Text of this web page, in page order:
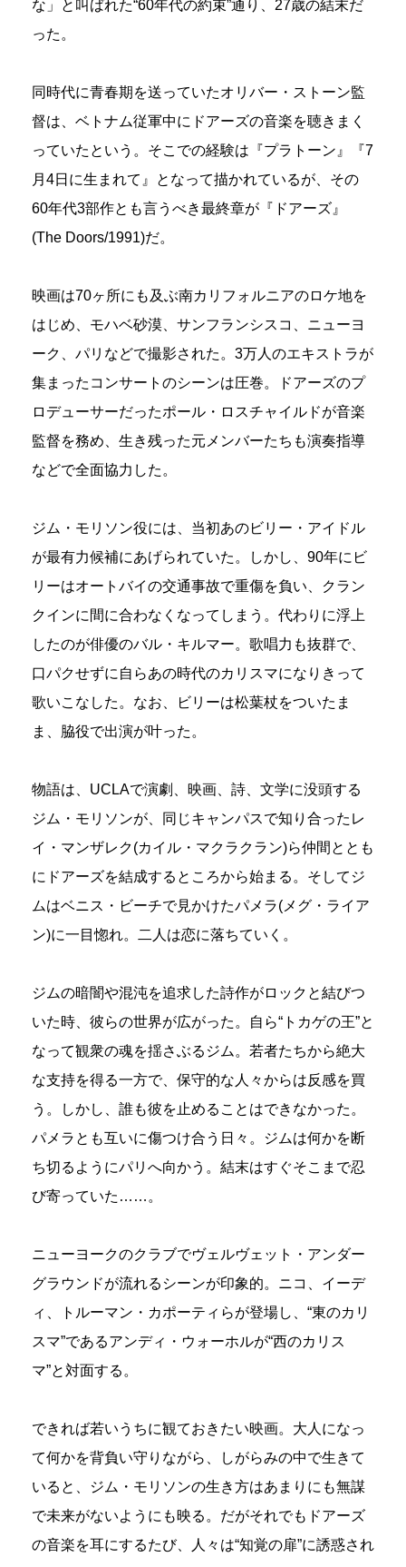
な」と叫ばれた“60年代の約束”通り、27歳の結末だ
った。
同時代に青春期を送っていたオリバー・ストーン監
督は、ベトナム従軍中にドアーズの音楽を聴きまく
っていたという。そこでの経験は『プラトーン』『7
月4日に生まれて』となって描かれているが、その
60年代3部作とも言うべき最終章が『ドアーズ』
(The Doors/1991)だ。
映画は70ヶ所にも及ぶ南カリフォルニアのロケ地を
はじめ、モハベ砂漠、サンフランシスコ、ニューヨ
ーク、パリなどで撮影された。3万人のエキストラが
集まったコンサートのシーンは圧巻。ドアーズのプ
ロデューサーだったポール・ロスチャイルドが音楽
監督を務め、生き残った元メンバーたちも演奏指導
などで全面協力した。
ジム・モリソン役には、当初あのビリー・アイドル
が最有力候補にあげられていた。しかし、90年にビ
リーはオートバイの交通事故で重傷を負い、クラン
クインに間に合わなくなってしまう。代わりに浮上
したのが俳優のバル・キルマー。歌唱力も抜群で、
口パクせずに自らあの時代のカリスマになりきって
歌いこなした。なお、ビリーは松葉杖をついたま
ま、脇役で出演が叶った。
物語は、UCLAで演劇、映画、詩、文学に没頭する
ジム・モリソンが、同じキャンパスで知り合ったレ
イ・マンザレク(カイル・マクラクラン)ら仲間ととも
にドアーズを結成するところから始まる。そしてジ
ムはベニス・ビーチで見かけたパメラ(メグ・ライア
ン)に一目惚れ。二人は恋に落ちていく。
ジムの暗闇や混沌を追求した詩作がロックと結びつ
いた時、彼らの世界が広がった。自ら“トカゲの王”と
なって観衆の魂を揺さぶるジム。若者たちから絶大
な支持を得る一方で、保守的な人々からは反感を買
う。しかし、誰も彼を止めることはできなかった。
パメラとも互いに傷つけ合う日々。ジムは何かを断
ち切るようにパリへ向かう。結末はすぐそこまで忍
び寄っていた……。
ニューヨークのクラブでヴェルヴェット・アンダー
グラウンドが流れるシーンが印象的。ニコ、イーデ
ィ、トルーマン・カポーティらが登場し、“東のカリ
スマ”であるアンディ・ウォーホルが“西のカリス
マ”と対面する。
できれば若いうちに観ておきたい映画。大人になっ
て何かを背負い守りながら、しがらみの中で生きて
いると、ジム・モリソンの生き方はあまりにも無謀
で未来がないようにも映る。だがそれでもドアーズ
の音楽を耳にするたび、人々は“知覚の扉”に誘惑され